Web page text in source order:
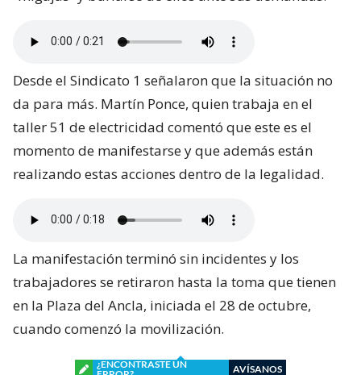
Desde el Sindicato 1 señalaron que la situación no
da para más. Martín Ponce, quien trabaja en el
taller 51 de electricidad comentó que este es el
momento de manifestarse y que además están
realizando estas acciones dentro de la legalidad.
La manifestación terminó sin incidentes y los
trabajadores se retiraron hasta la toma que tienen
en la Plaza del Ancla, iniciada el 28 de octubre,
cuando comenzó la movilización.
¿ENCONTRASTE UN
AVÍSANOS